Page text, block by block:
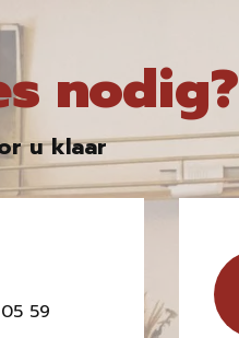
nodig?
u klaar
59